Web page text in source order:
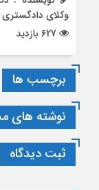
وکلای دادگستری
برچسب ها
نوشته های
ثبت دیدگاه